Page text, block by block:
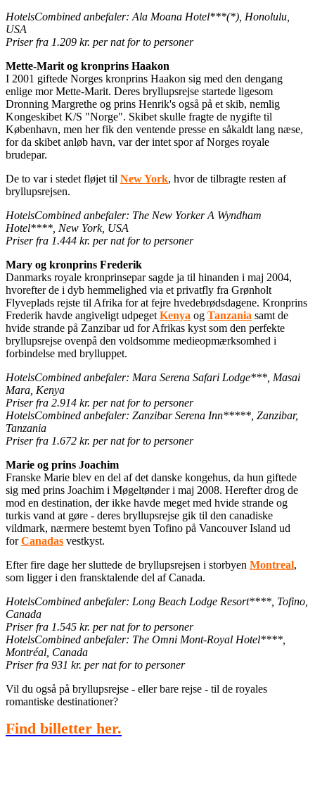
HotelsCombined anbefaler: Ala Moana Hotel***(*), Honolulu,
USA
Priser fra 1.209 kr. per nat for to personer
Mette-Marit og kronprins Haakon
I 2001 giftede Norges kronprins Haakon sig med den dengang
enlige mor Mette-Marit. Deres bryllupsrejse startede ligesom
Dronning Margrethe og prins Henrik's også på et skib, nemlig
Kongeskibet K/S "Norge". Skibet skulle fragte de nygifte til
København, men her fik den ventende presse en såkaldt lang næse,
for da skibet anløb havn, var der intet spor af Norges royale
brudepar.
De to var i stedet fløjet til New York, hvor de tilbragte resten af
bryllupsrejsen.
HotelsCombined anbefaler: The New Yorker A Wyndham
Hotel****, New York, USA
Priser fra 1.444 kr. per nat for to personer
Mary og kronprins Frederik
Danmarks royale kronprinsepar sagde ja til hinanden i maj 2004,
hvorefter de i dyb hemmelighed via et privatfly fra Grønholt
Flyveplads rejste til Afrika for at fejre hvedebrødsdagene. Kronprins
Frederik havde angiveligt udpeget Kenya og Tanzania samt de
hvide strande på Zanzibar ud for Afrikas kyst som den perfekte
bryllupsrejse ovenpå den voldsomme medieopmærksomhed i
forbindelse med brylluppet.
HotelsCombined anbefaler: Mara Serena Safari Lodge***, Masai
Mara, Kenya
Priser fra 2.914 kr. per nat for to personer
HotelsCombined anbefaler: Zanzibar Serena Inn*****, Zanzibar,
Tanzania
Priser fra 1.672 kr. per nat for to personer
Marie og prins Joachim
Franske Marie blev en del af det danske kongehus, da hun giftede
sig med prins Joachim i Møgeltønder i maj 2008. Herefter drog de
mod en destination, der ikke havde meget med hvide strande og
turkis vand at gøre - deres bryllupsrejse gik til den canadiske
vildmark, nærmere bestemt byen Tofino på Vancouver Island ud
forCanadas vestkyst.
Efter fire dage her sluttede de bryllupsrejsen i storbyen Montreal,
som ligger i den fransktalende del af Canada.
HotelsCombined anbefaler: Long Beach Lodge Resort****, Tofino,
Canada
Priser fra 1.545 kr. per nat for to personer
HotelsCombined anbefaler: The Omni Mont-Royal Hotel****,
Montréal, Canada
Priser fra 931 kr. per nat for to personer
Vil du også på bryllupsrejse - eller bare rejse - til de royales
romantiske destinationer?
Find billetter her.